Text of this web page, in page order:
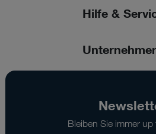
Hilfe &
Bleiben Sie immer